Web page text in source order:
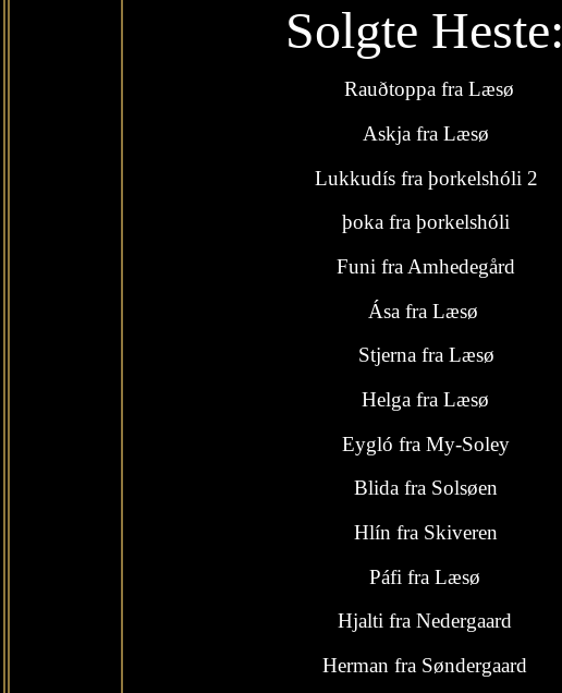
Solgte Heste:
Rauðtoppa fra Læsø
Askja fra Læsø
Lukkudís fra þorkelshóli 2
þoka fra þorkelshóli
Funi fra Amhedegård
Ása fra Læsø
Stjerna fra Læsø
Helga fra Læsø
Eygló fra My-Soley
Blida fra Solsøen
Hlín fra Skiveren
Páfi fra Læsø
Hjalti fra Nedergaard
Herman fra Søndergaard